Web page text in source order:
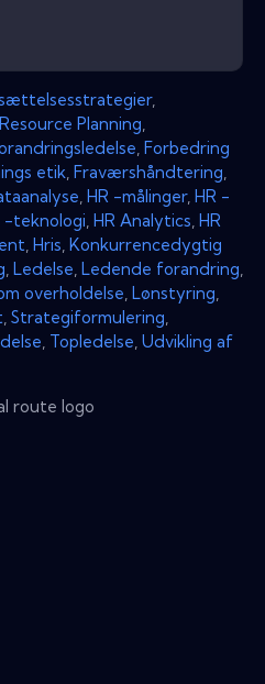
,
Planning
Forbedring
etik Fraværshåndtering
HR -målinger, HR -
-teknologi HR Analytics HR
Hris Konkurrencedygtig
Ledelse Ledende forandring
overholdelse Lønstyring
Strategiformulering
Topledelse Udvikling af